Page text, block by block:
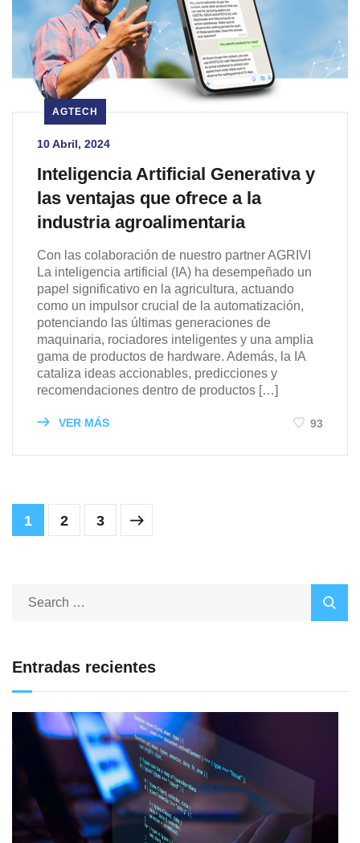
AGTECH
10 Abril, 2024
Inteligencia Artificial Generativa y
las ventajas que ofrece a la
industria agroalimentaria
Con las colaboración de nuestro partner AGRIVI
La inteligencia artificial (IA) ha desempeñado un
papel significativo en la agricultura, actuando
como un impulsor crucial de la automatización,
potenciando las últimas generaciones de
maquinaria, rociadores inteligentes y una amplia
gama de productos de hardware. Además, la IA
cataliza ideas accionables, predicciones y
recomendaciones dentro de productos […]
VER MÁS 93
1 2 3
Entradas recientes